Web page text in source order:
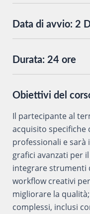
Data di avvio: 2
Durata: 24 ore
Obiettivi del
Il partecipante al
acquisito specifiche
professionali e
grafici avanzati per
integrare strumenti
workflow creativi
migliorare la
complessi, inclusi